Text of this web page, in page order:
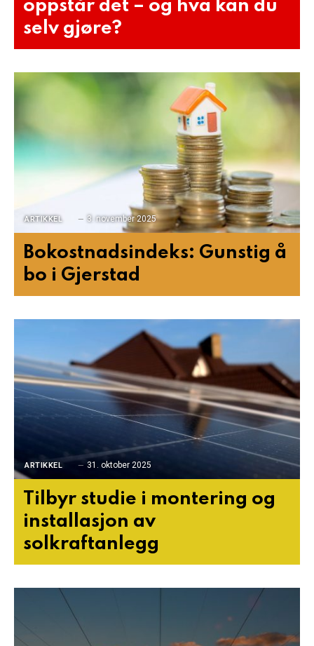
oppstår det – og hva kan du
selv gjøre?
ARTIKKEL 3. november 2025
Bokostnadsindeks: Gunstig å
bo i Gjerstad
ARTIKKEL 31. oktober 2025
Tilbyr studie i montering og
installasjon av
solkraftanlegg